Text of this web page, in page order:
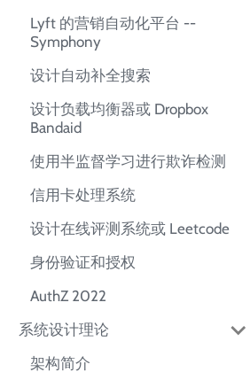
Lyft 的营销自动化平台 --
Symphony
设计自动补全搜索
设计负载均衡器或 Dropbox
Bandaid
使用半监督学习进行欺诈检测
信用卡处理系统
设计在线评测系统或 Leetcode
身份验证和授权
AuthZ 2022
系统设计理论
架构简介